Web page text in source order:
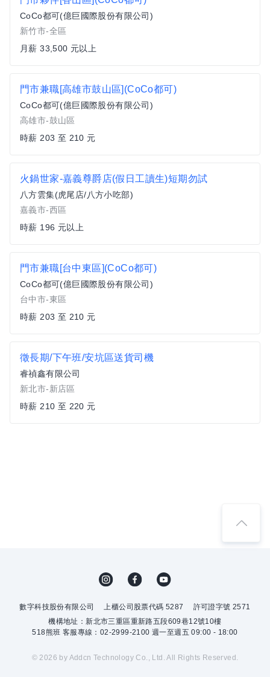
CoCo都可(億巨國際股份有限公司)
新竹市-全區
月薪 33,500 元以上
門市兼職[高雄市鼓山區](CoCo都可)
CoCo都可(億巨國際股份有限公司)
高雄市-鼓山區
時薪 203 至 210 元
火鍋世家-嘉義尊爵店(假日工讀生)短期勿試
八方雲集(虎尾店/八方小吃部)
嘉義市-西區
時薪 196 元以上
門市兼職[台中東區](CoCo都可)
CoCo都可(億巨國際股份有限公司)
台中市-東區
時薪 203 至 210 元
徵長期/下午班/安坑區送貨司機
睿禎鑫有限公司
新北市-新店區
時薪 210 至 220 元
數字科技股份有限公司 上櫃公司股票代碼 5287
許可證字號 2571
機構地址：新北市三重區重新路五段609巷12號10樓
518熊班 客服專線：02-2999-2100 週一至週五 09:00 - 18:00
© 2026 by Addcn Technology Co., Ltd. All Rights Reserved.